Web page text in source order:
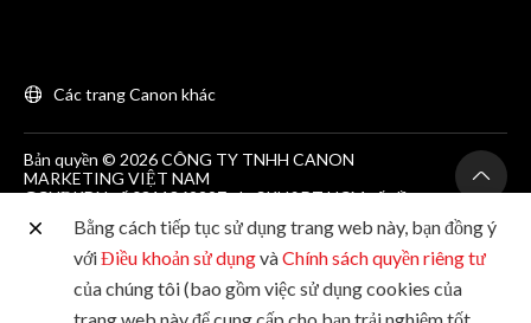
Các trang Canon khác
Bản quyền © 2026 CÔNG TY TNHH CANON
MARKETING VIỆT NAM
GCNĐKDN số 0311869297, do SKH&DT HCM cấp lần
đầu ngày 25/06/2012
Phòng 203, Tầng 2, Tòa nhà Zen Plaza, 54-56 Nguyễn
Trãi, Quận 1, Thành phố Hồ Chí Minh. Tel: (+84-28)
Bằng cách tiếp tục sử dụng trang web này, bạn đồng ý
vớiĐiều khoản sử dụngvàChính sách quyền riêng tư
của chúng tôi (bao gồm việc sử dụng cookies của